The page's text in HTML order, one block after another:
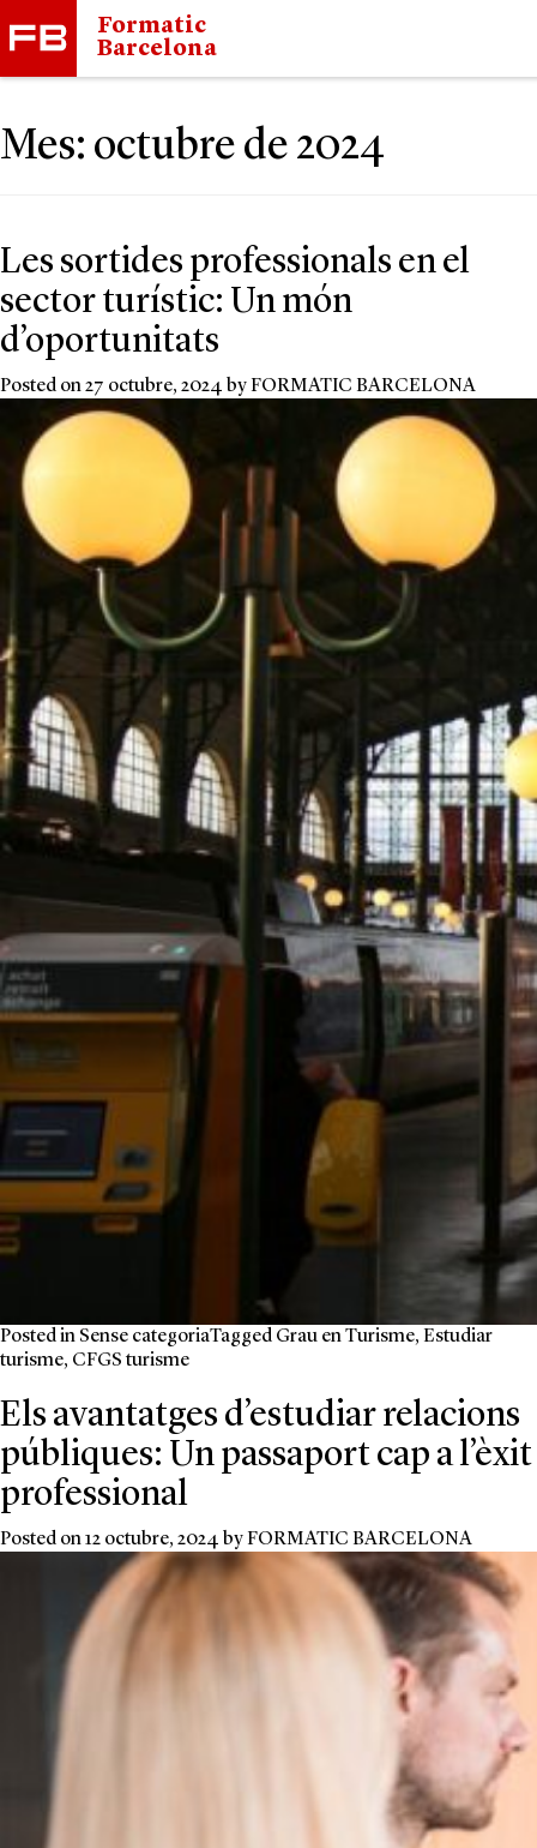
Formatic
Barcelona
Mes: octubre de 2024
Les sortides professionals en el
sector turístic: Un món
d’oportunitats
Posted on27 octubre, 2024 byFORMATIC BARCELONA
Posted in Sense categoriaTagged Grau en Turisme, Estudiar
turisme, CFGS turisme
Els avantatges d’estudiar relacions
públiques: Un passaport cap a l’èxit
professional
Posted on12 octubre, 2024 byFORMATIC BARCELONA